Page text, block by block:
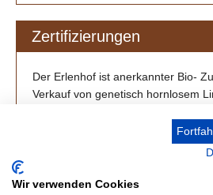
Zertifizierungen
Der Erlenhof ist anerkannter Bio-
Verkauf von genetisch hornlosem
Wir verwenden Cookies